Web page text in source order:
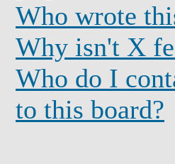
Who wrote
Why isn't X
Who do I
to this board?